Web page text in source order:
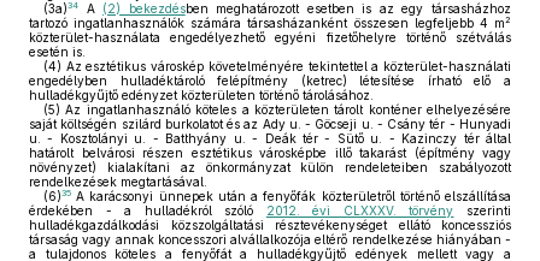
(3a)34 A (2) bekezdésben meghatározott esetben is az egy társasházhoz
tartozó ingatlanhasználók számára társasházanként összesen legfeljebb 4 m2
közterület-használata engedélyezhető egyéni fizetőhelyre történő szétválás
esetén is.
(4) Az esztétikus városkép követelményére tekintettel a közterület-használati
engedélyben hulladéktároló felépítmény (ketrec) létesítése írható elő a
hulladékgyűjtő edényzet közterületen történő tárolásához.
(5) Az ingatlanhasználó köteles a közterületen tárolt konténer elhelyezésére
saját költségén szilárd burkolatot és az Ady u. - Göcseji u. - Csány tér - Hunyadi
u. - Kosztolányi u. - Batthyány u. - Deák tér - Sütő u. - Kazinczy tér által
határolt belvárosi részen esztétikus városképbe illő takarást (építmény vagy
növényzet) kialakítani az önkormányzat külön rendeleteiben szabályozott
rendelkezések megtartásával.
(6)35 A karácsonyi ünnepek után a fenyőfák közterületről történő elszállítása
érdekében - a hulladékról szóló
2012. évi CLXXXV. törvény szerinti
hulladékgazdálkodási közszolgáltatási résztevékenységet ellátó koncessziós
társaság vagy annak koncesszori alvállalkozója eltérő rendelkezése hiányában -
a tulajdonos köteles a fenyőfát a hulladékgyűjtő edények mellett vagy a